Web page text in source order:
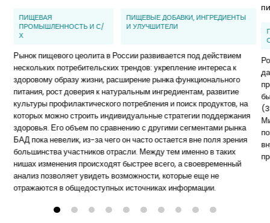
ПИЩЕВАЯ
ПРОМЫШЛЕННОСТЬ И С/
Х
ПИЩЕВЫЕ ДОБАВКИ, ИНГРЕДИЕНТЫ
И УЛУЧШИТЕЛИ
Рынок пищевого цеолита в России развивается под действием
нескольких потребительских трендов: укрепление интереса к
здоровому образу жизни, расширение рынка функционального
питания, рост доверия к натуральным ингредиентам, развитие
культуры профилактического потребления и поиск продуктов, на
которых можно строить индивидуальные стратегии поддержания
здоровья. Его объем по сравнению с другими сегментами рынка
БАД пока невелик, из-за чего он часто остается вне поля зрения
большинства участников отрасли. Между тем именно в таких
нишах изменения происходят быстрее всего, а своевременный
анализ позволяет увидеть возможности, которые еще не
отражаются в общедоступных источниках информации.